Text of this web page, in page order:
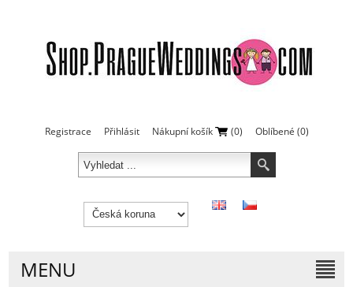
Registrace Přihlásit Nákupní košík (0) Oblíbené (0)
MENU